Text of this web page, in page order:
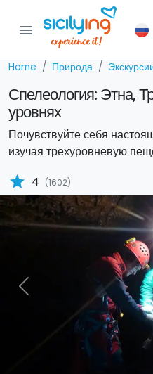
menu
Home Природа
Спелеология: Этна,
уровнях
Почувствуйте себя
изучая трехуровневую
star 4 (1602)
Previous